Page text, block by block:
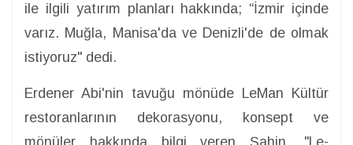
ile ilgili yatırım planları hakkında; “İzmir içinde
varız. Muğla, Manisa'da ve Denizli'de de olmak
istiyoruz" dedi.
Erdener Abi'nin tavuğu mönüde LeMan Kültür
restoranlarının dekorasyonu, konsept ve